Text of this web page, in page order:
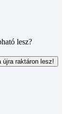
lesz?
újra raktáron lesz!